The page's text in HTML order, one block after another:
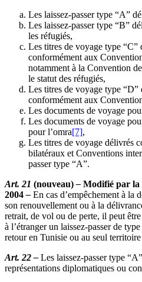
Les laissez-passer type “A”
Les laissez-passer type “B”
les réfugiés,
Les titres de voyage type “C”
conformément aux
notamment à la Convention
le statut des réfugiés,
Les titres de voyage type “D”
conformément aux
Les documents de voyage
Les documents de voyage
pour l’omra[7],
Les titres de voyage délivrés
bilatéraux et Conventions
passer type “A”.
Art. 21 (nouveau)– Modifié par la
2004– En cas d’empêchement à la
son renouvellement ou à la
retrait, de vol ou de perte, il peut
à l’étranger un laissez-passer de
retour en Tunisie ou au seul
Art. 22 – Les laissez-passer type
représentations diplomatiques ou